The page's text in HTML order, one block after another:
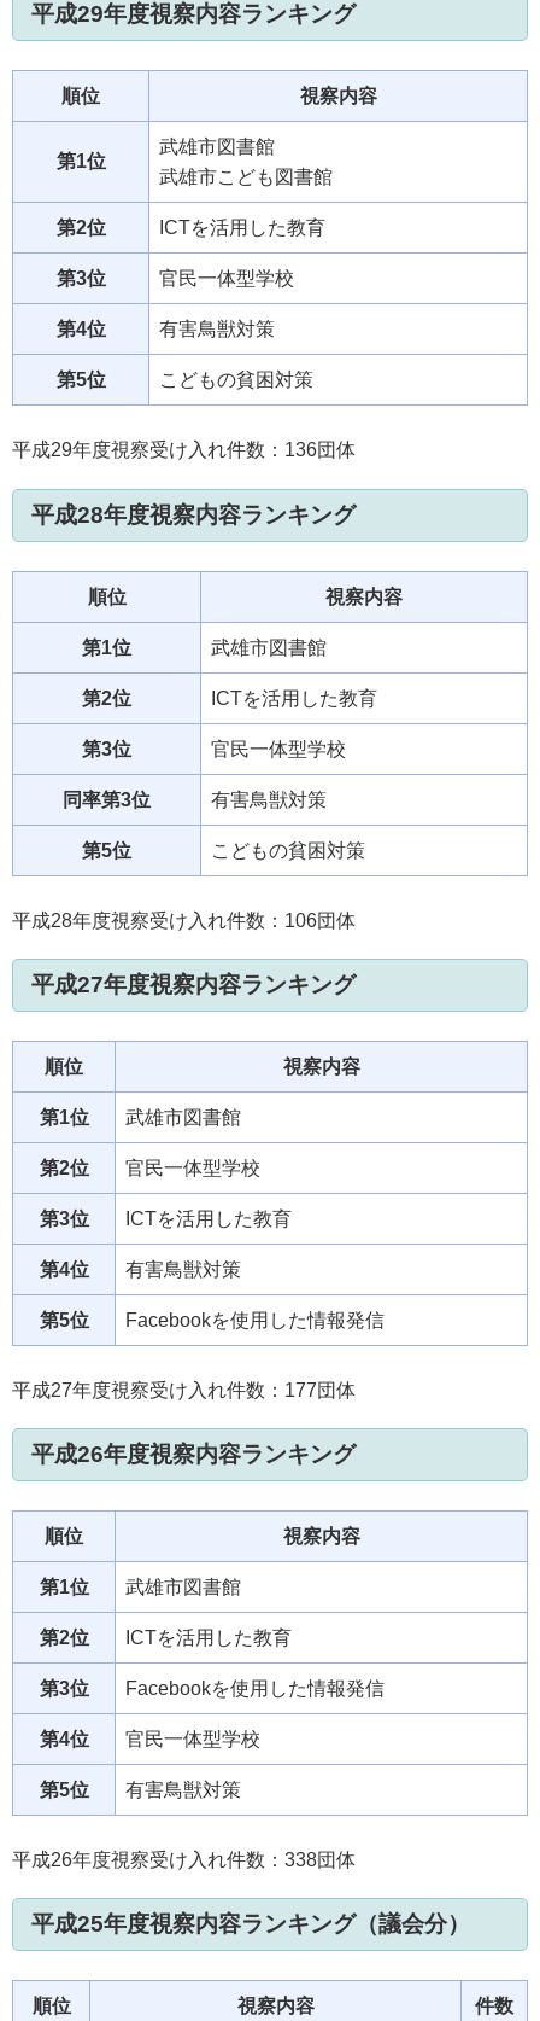
平成29年度視察内容ランキング
順位 視察内容
第1位
武雄市図書館
武雄市こども図書館
第2位 ICTを活用した教育
第3位 官民一体型学校
第4位 有害鳥獣対策
第5位 こどもの貧困対策
平成29年度視察受け入れ件数：136団体
平成28年度視察内容ランキング
順位 視察内容
第1位 武雄市図書館
第2位 ICTを活用した教育
第3位 官民一体型学校
同率第3位 有害鳥獣対策
第5位 こどもの貧困対策
平成28年度視察受け入れ件数：106団体
平成27年度視察内容ランキング
順位 視察内容
第1位 武雄市図書館
第2位 官民一体型学校
第3位 ICTを活用した教育
第4位 有害鳥獣対策
第5位 Facebookを使用した情報発信
平成27年度視察受け入れ件数：177団体
平成26年度視察内容ランキング
順位 視察内容
第1位 武雄市図書館
第2位 ICTを活用した教育
第3位 Facebookを使用した情報発信
第4位 官民一体型学校
第5位 有害鳥獣対策
平成26年度視察受け入れ件数：338団体
平成25年度視察内容ランキング（議会分）
順位 視察内容 件数